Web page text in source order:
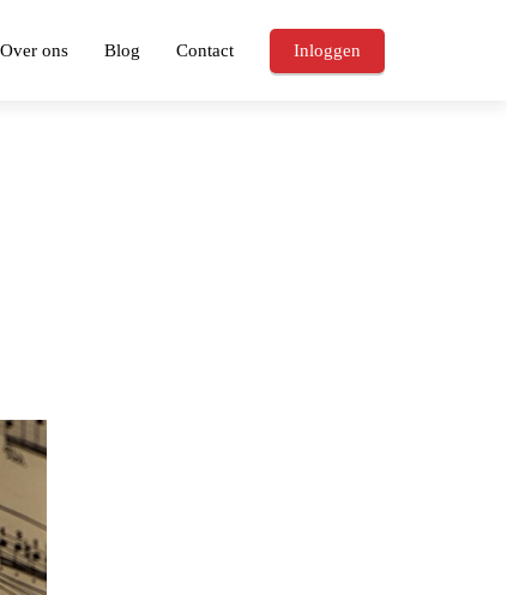
Over ons Blog Contact Inloggen